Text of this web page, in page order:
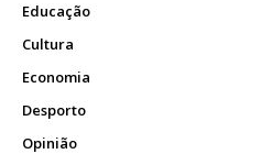
Educação
Cultura
Economia
Desporto
Opinião